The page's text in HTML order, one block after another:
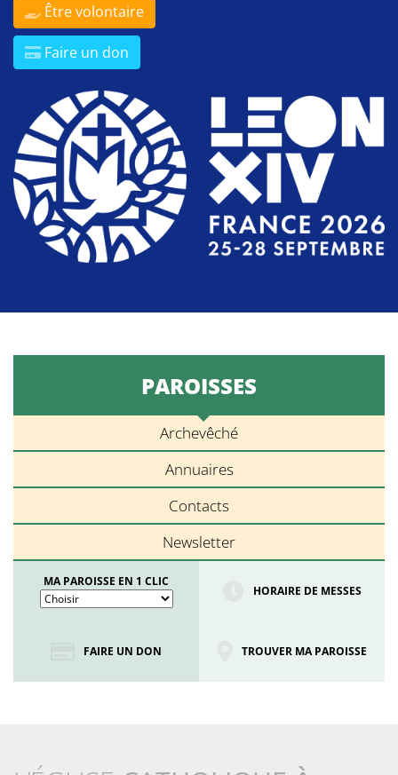
Être volontaire
Faire un don
PAROISSES
Archevêché
Annuaires
Contacts
Newsletter
MA PAROISSE EN 1 CLIC
HORAIRE DE MESSES
FAIRE UN DON TROUVER MA PAROISSE